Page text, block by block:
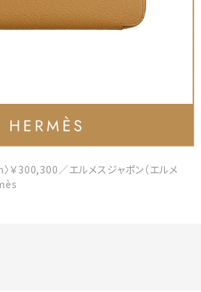
up
イン・新規会員登録
300,300／エルメスジャポン（エルメ